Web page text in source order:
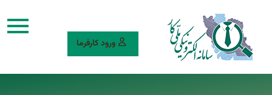
ورود کارفرما